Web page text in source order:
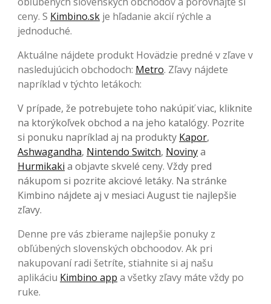
ceny. S Kimbino.sk je hľadanie akcií rýchle a
jednoduché.
Aktuálne nájdete produkt Hovädzie predné v zľave v
nasledujúcich obchodoch: Metro. Zľavy nájdete
napríklad v týchto letákoch:
V prípade, že potrebujete toho nakúpiť viac, kliknite
na ktorýkoľvek obchod a na jeho katalógy. Pozrite
si ponuku napríklad aj na produkty Kapor,
Ashwagandha, Nintendo Switch, Novinya
Hurmikaki a objavte skvelé ceny. Vždy pred
nákupom si pozrite akciové letáky. Na stránke
Kimbino nájdete aj v mesiaci August tie najlepšie
zľavy.
Denne pre vás zbierame najlepšie ponuky z
obľúbených slovenských obchoodov. Ak pri
nakupovaní radi šetríte, stiahnite si aj našu
aplikáciu Kimbino app a všetky zľavy máte vždy po
ruke.